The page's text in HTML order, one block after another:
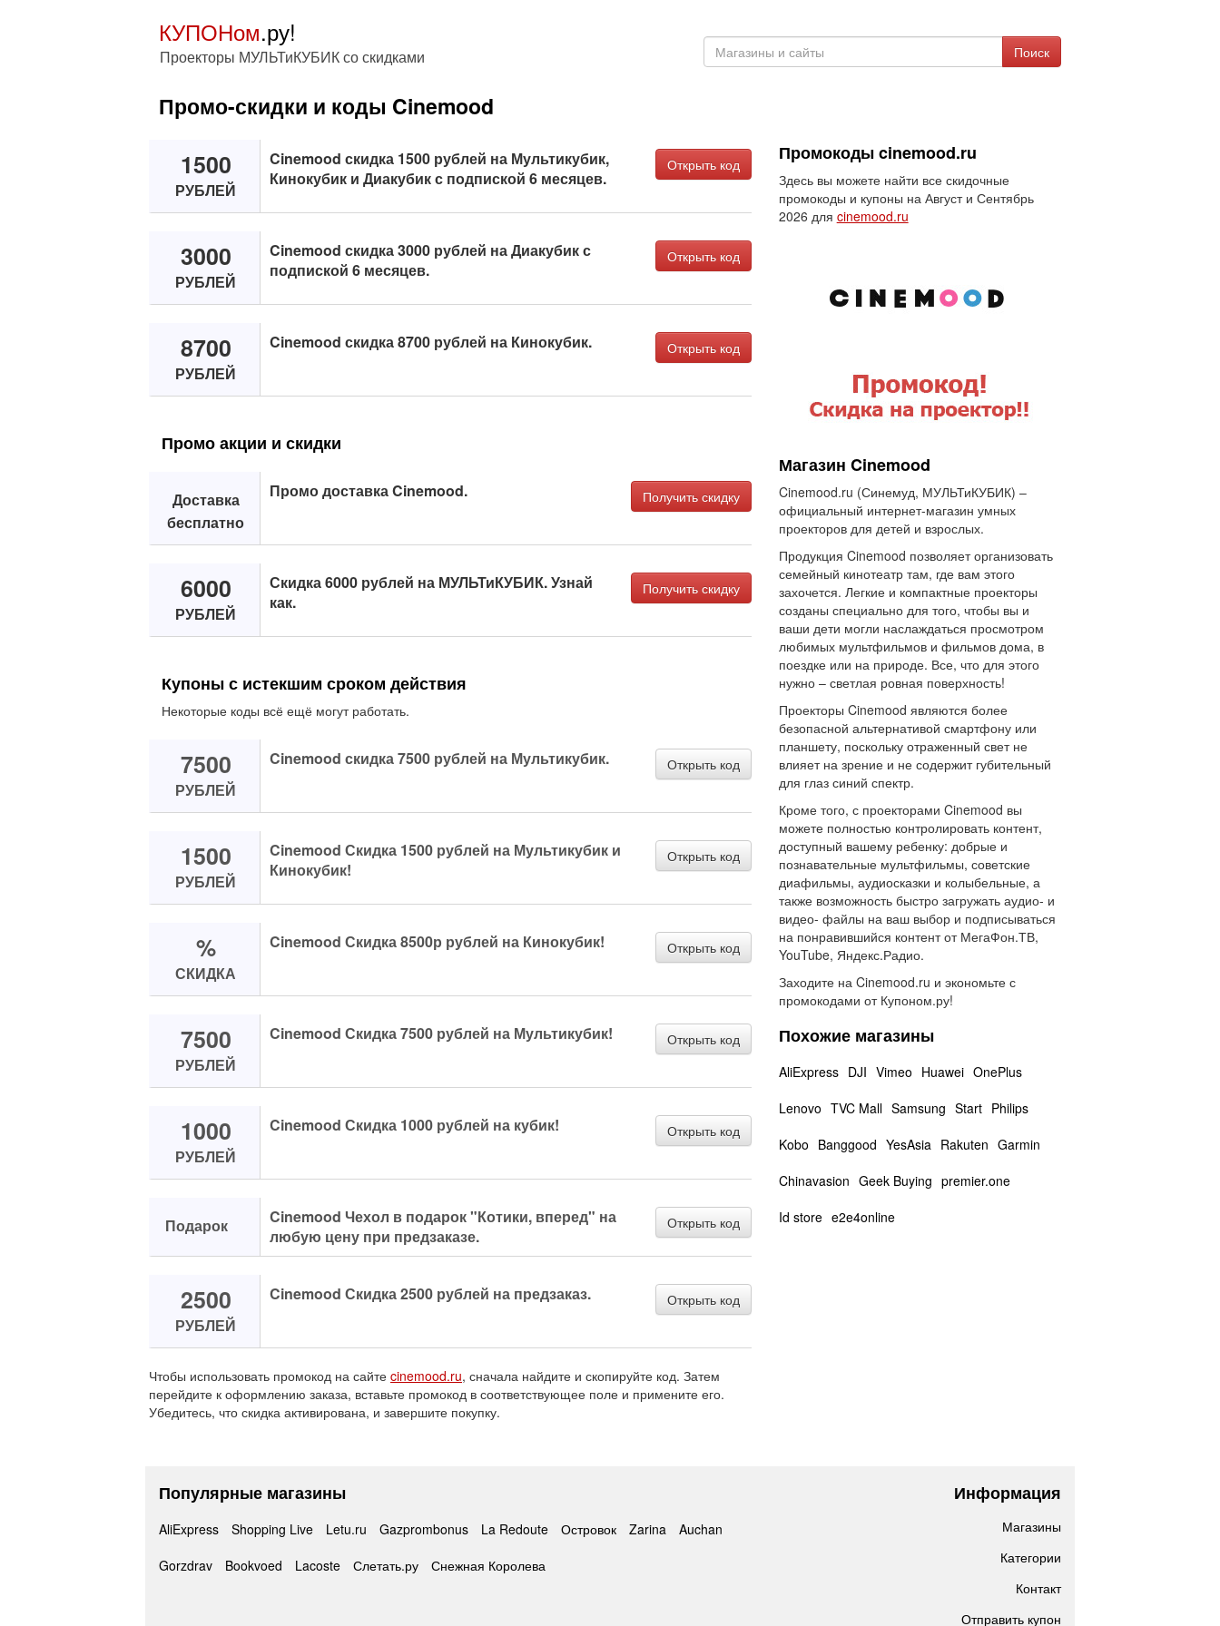
КУПОНом.ру!
Проекторы МУЛЬТиКУБИК со скидками Поиск
Промо-скидки и коды Cinemood
1500
РУБЛЕЙ
Cinemood скидка 1500 рублей на Мультикубик,
Кинокубик и Диакубик с подпиской 6 месяцев.
Открыть код
3000
РУБЛЕЙ
Cinemood скидка 3000 рублей на Диакубик с
подпиской 6 месяцев.
Открыть код
8700
РУБЛЕЙ
Cinemood скидка 8700 рублей на Кинокубик. Открыть код
Промо акции и скидки
Доставка
бесплатно
Промо доставка Cinemood. Получить скидку
6000
РУБЛЕЙ
Скидка 6000 рублей на МУЛЬТиКУБИК. Узнай
как.
Получить скидку
Купоны с истекшим сроком действия
Некоторые коды всё ещё могут работать.
7500
РУБЛЕЙ
Cinemood скидка 7500 рублей на Мультикубик. Открыть код
1500
РУБЛЕЙ
Cinemood Скидка 1500 рублей на Мультикубик и
Кинокубик!
Открыть код
%
СКИДКА
Cinemood Скидка 8500р рублей на Кинокубик! Открыть код
7500
РУБЛЕЙ
Cinemood Скидка 7500 рублей на Мультикубик! Открыть код
1000
РУБЛЕЙ
Cinemood Скидка 1000 рублей на кубик! Открыть код
Подарок
Cinemood Чехол в подарок "Котики, вперед" на
любую цену при предзаказе.
Открыть код
2500
РУБЛЕЙ
Cinemood Скидка 2500 рублей на предзаказ. Открыть код
Чтобы использовать промокод на сайте cinemood.ru, сначала найдите и скопируйте код. Затем
перейдите к оформлению заказа, вставьте промокод в соответствующее поле и примените его.
Убедитесь, что скидка активирована, и завершите покупку.
Промокоды cinemood.ru
Здесь вы можете найти все скидочные
промокоды и купоны на Август и Сентябрь
2026 для cinemood.ru
Магазин Cinemood
Cinemood.ru (Синемуд, МУЛЬТиКУБИК) –
официальный интернет-магазин умных
проекторов для детей и взрослых.
Продукция Cinemood позволяет организовать
семейный кинотеатр там, где вам этого
захочется. Легкие и компактные проекторы
созданы специально для того, чтобы вы и
ваши дети могли наслаждаться просмотром
любимых мультфильмов и фильмов дома, в
поездке или на природе. Все, что для этого
нужно – светлая ровная поверхность!
Проекторы Cinemood являются более
безопасной альтернативой смартфону или
планшету, поскольку отраженный свет не
влияет на зрение и не содержит губительный
для глаз синий спектр.
Кроме того, с проекторами Cinemood вы
можете полностью контролировать контент,
доступный вашему ребенку: добрые и
познавательные мультфильмы, советские
диафильмы, аудиосказки и колыбельные, а
также возможность быстро загружать аудио- и
видео- файлы на ваш выбор и подписываться
на понравившийся контент от МегаФон.ТВ,
YouTube, Яндекс.Радио.
Заходите на Cinemood.ru и экономьте с
промокодами от Купоном.ру!
Похожие магазины
AliExpress DJI Vimeo Huawei OnePlus
Lenovo TVC Mall Samsung Start Philips
Kobo Banggood YesAsia Rakuten Garmin
Chinavasion Geek Buying premier.one
Id store e2e4online
Популярные магазины
AliExpress Shopping Live Letu.ru Gazprombonus La Redoute Островок Zarina
Auchan
Gorzdrav
Bookvoed Lacoste Слетать.ру Снежная Королева
Информация
Магазины
Категории
Контакт
Отправить купон